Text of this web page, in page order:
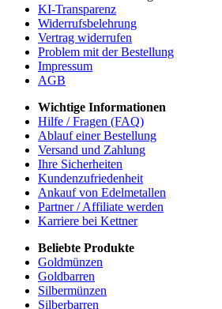
KI-Transparenz
Widerrufsbelehrung
Vertrag widerrufen
Problem mit der Bestellung
Impressum
AGB
Wichtige Informationen
Hilfe / Fragen (FAQ)
Ablauf einer Bestellung
Versand und Zahlung
Ihre Sicherheiten
Kundenzufriedenheit
Ankauf von Edelmetallen
Partner / Affiliate werden
Karriere bei Kettner
Beliebte Produkte
Goldmünzen
Goldbarren
Silbermünzen
Silberbarren